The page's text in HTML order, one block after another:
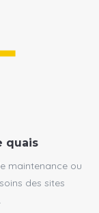
quais
maintenance ou
des sites